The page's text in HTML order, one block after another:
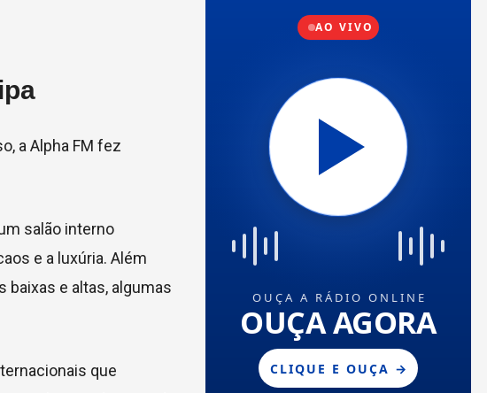
a Alpha FM fez
salão interno
e a luxúria. Além
baixas e altas, algumas
que